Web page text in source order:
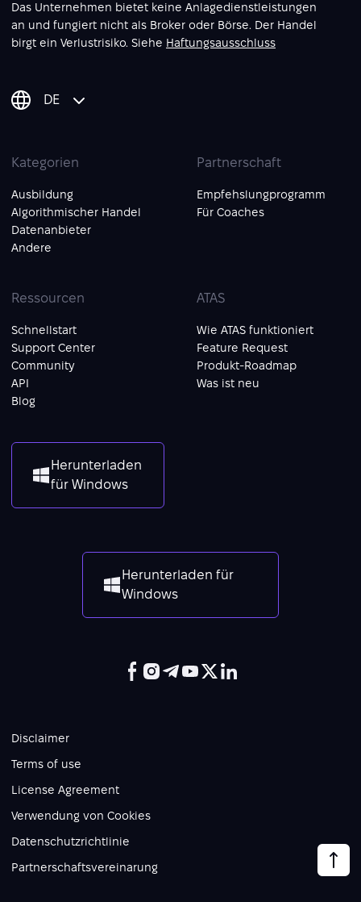
Das Unternehmen bietet keine Anlagedienstleistungen
an und fungiert nicht als Broker oder Börse. Der Handel
birgt ein Verlustrisiko. Siehe Haftungsausschluss
DE
Kategorien
Ausbildung
Algorithmischer Handel
Datenanbieter
Andere
Partnerschaft
Empfehslungprogramm
Für Coaches
Ressourcen
Schnellstart
Support Center
Community
API
Blog
ATAS
Wie ATAS funktioniert
Feature Request
Produkt-Roadmap
Was ist neu
Herunterladen
für Windows
Herunterladen für
Windows
Disclaimer
Terms of use
License Agreement
Verwendung von Cookies
Datenschutzrichtlinie
Partnerschaftsvereinarung